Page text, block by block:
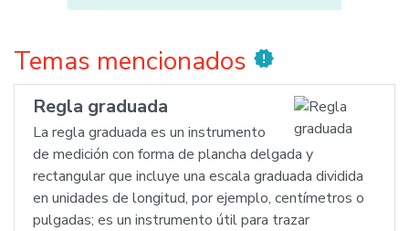
Temas mencionados new_releases
Regla graduada
La regla graduada es un instrumento
de medición con forma de plancha delgada y
rectangular que incluye una escala graduada dividida
en unidades de longitud, por ejemplo, centímetros o
pulgadas; es un instrumento útil para trazar